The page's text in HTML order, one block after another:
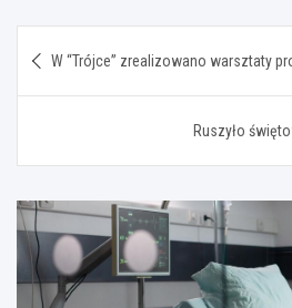
wpisu
W “Trójce” zrealizowano warsztaty
Ruszyło